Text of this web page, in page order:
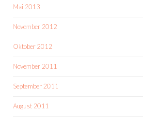
Mai 2013
November 2012
Oktober 2012
November 2011
September 2011
August 2011